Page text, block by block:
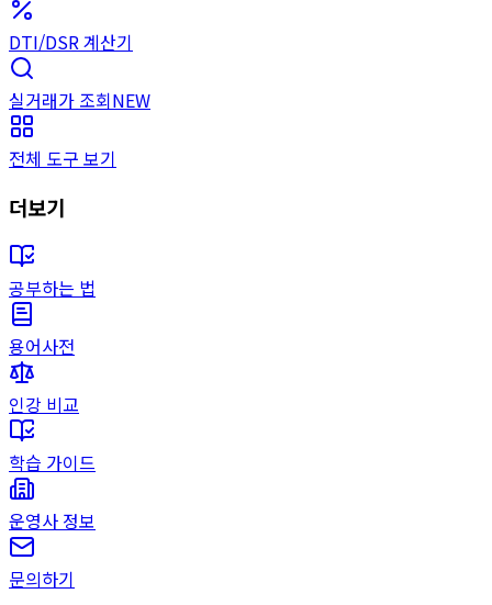
DTI/DSR 계산기
실거래가 조회NEW
전체 도구 보기
더보기
공부하는 법
용어사전
인강 비교
학습 가이드
운영사 정보
문의하기